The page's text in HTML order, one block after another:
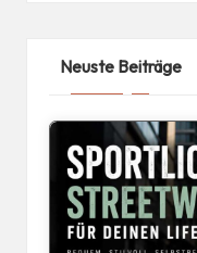
Neuste Beiträge